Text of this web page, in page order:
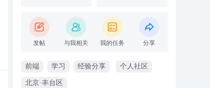
发帖 与我相关 我的任务 分享
前端 学习 经验分享 个人社区
北京·丰台区